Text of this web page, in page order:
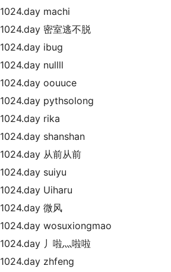
1024.day machi
1024.day 密室逃不脱
1024.day ibug
1024.day nullll
1024.day oouuce
1024.day pythsolong
1024.day rika
1024.day shanshan
1024.day 从前从前
1024.day suiyu
1024.day Uiharu
1024.day 微风
1024.day wosuxiongmao
1024.day 丿啦灬啦啦
1024.day zhfeng